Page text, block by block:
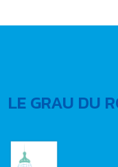
LE GRAU DU